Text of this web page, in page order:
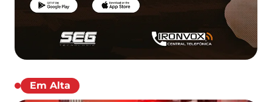
Em Alta